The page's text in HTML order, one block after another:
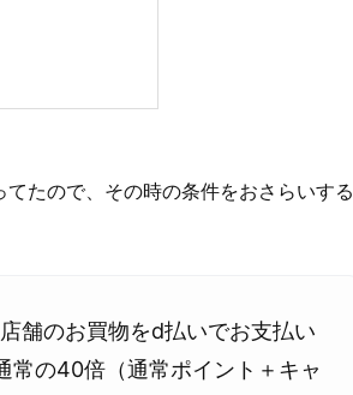
たので、その時の条件をおさらいする
舗のお買物をd払いでお支払い
常の40倍（通常ポイント＋キャ